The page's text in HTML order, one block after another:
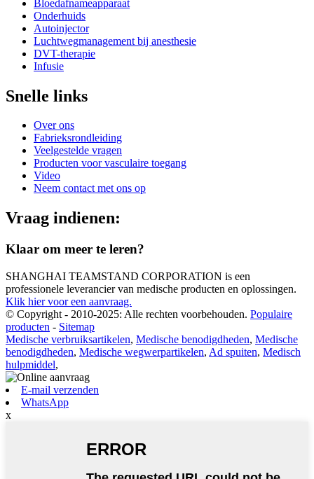
Bloedafnameapparaat
Onderhuids
Autoinjector
Luchtwegmanagement bij anesthesie
DVT-therapie
Infusie
Snelle links
Over ons
Fabrieksrondleiding
Veelgestelde vragen
Producten voor vasculaire toegang
Video
Neem contact met ons op
Vraag indienen:
Klaar om meer te leren?
SHANGHAI TEAMSTAND CORPORATION is een
professionele leverancier van medische producten en oplossingen.
Klik hier voor een aanvraag.
© Copyright - 2010-2025: Alle rechten voorbehouden. Populaire
producten - Sitemap
Medische verbruiksartikelen, Medische benodigdheden, Medische
benodigdheden, Medische wegwerpartikelen, Ad spuiten, Medisch
hulpmiddel,
E-mail verzenden
WhatsApp
x